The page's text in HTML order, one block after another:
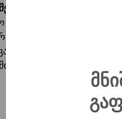
ერთჯერად შედეგზე.
ფეკალური
ქვედა